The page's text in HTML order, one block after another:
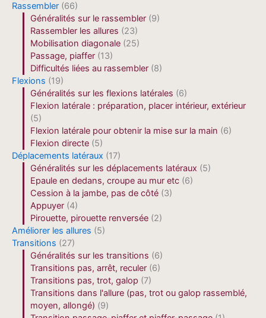
Rassembler (66)
Généralités sur le rassembler (9)
Rassembler les allures (23)
Mobilisation diagonale (25)
Passage, piaffer (13)
Difficultés liées au rassembler (8)
Flexions (19)
Généralités sur les flexions latérales (6)
Flexion latérale : préparation, placer intérieur, extérieur
(5)
Flexion latérale pour obtenir la mise sur la main (6)
Flexion directe (5)
Déplacements latéraux (17)
Généralités sur les déplacements latéraux (5)
Epaule en dedans, croupe au mur etc (6)
Cession à la jambe, pas de côté (3)
Appuyer (4)
Pirouette, pirouette renversée (2)
Améliorer les allures (5)
Transitions (27)
Généralités sur les transitions (6)
Transitions pas, arrêt, reculer (6)
Transitions pas, trot, galop (7)
Transitions dans l'allure (pas, trot ou galop rassemblé,
moyen, allongé) (9)